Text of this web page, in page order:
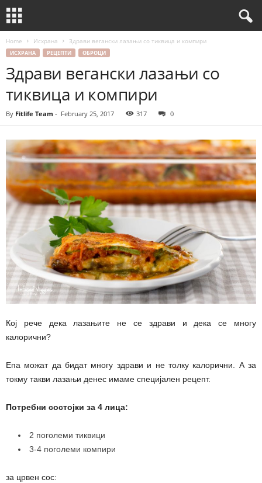
Home Исхрана Здрави вегански лазањи со тиквица и компири
ИСХРАНА РЕЦЕПТИ ОБРОЦИ
Здрави вегански лазањи со
тиквица и компири
By Fitlife Team - February 25, 2017 317 0
Кој рече дека лазањите не се здрави и дека се многу
калорични?
Епа можат да бидат многу здрави и не толку калорични. А за
токму такви лазањи денес имаме специјален рецепт.
Потребни состојки за 4 лица:
2 поголеми тиквици
3-4 поголеми компири
за црвен сос: